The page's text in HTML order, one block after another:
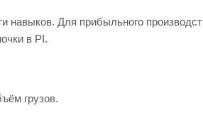
Для прибыльного
в PI.
грузов.